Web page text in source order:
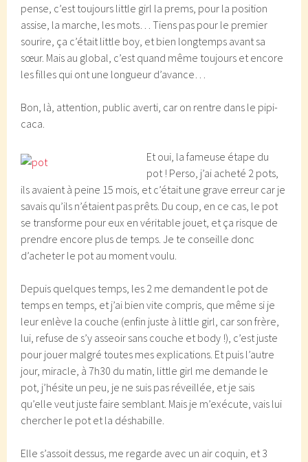
pense, c’est toujours little girl la prems, pour la position
assise, la marche, les mots… Tiens pas pour le premier
sourire, ça c’était little boy, et bien longtemps avant sa
sœur. Mais au global, c’est quand même toujours et encore
les filles qui ont une longueur d’avance…
Bon, là, attention, public averti, car on rentre dans le pipi-
caca.
Et oui, la fameuse étape du
pot ! Perso, j’ai acheté 2 pots,
ils avaient à peine 15 mois, et c’était une grave erreur car je
savais qu’ils n’étaient pas prêts. Du coup, en ce cas, le pot
se transforme pour eux en véritable jouet, et ça risque de
prendre encore plus de temps. Je te conseille donc
d’acheter le pot au moment voulu.
Depuis quelques temps, les 2 me demandent le pot de
temps en temps, et j’ai bien vite compris, que même si je
leur enlève la couche (enfin juste à little girl, car son frère,
lui, refuse de s’y asseoir sans couche et body !), c’est juste
pour jouer malgré toutes mes explications. Et puis l’autre
jour, miracle, à 7h30 du matin, little girl me demande le
pot, j’hésite un peu, je ne suis pas réveillée, et je sais
qu’elle veut juste faire semblant. Mais je m’exécute, vais lui
chercher le pot et la déshabille.
Elle s’assoit dessus, me regarde avec un air coquin, et 3